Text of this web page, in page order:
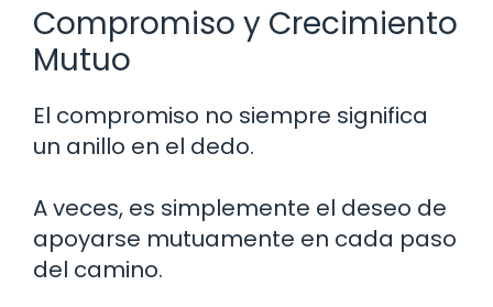
Compromiso y Crecimiento
Mutuo
El compromiso no siempre significa
un anillo en el dedo.
A veces, es simplemente el deseo de
apoyarse mutuamente en cada paso
del camino.